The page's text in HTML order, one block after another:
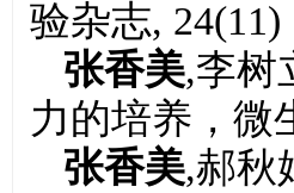
验杂志, 24(11)
张香美,李树
力的培养，微
张香美,郝秋